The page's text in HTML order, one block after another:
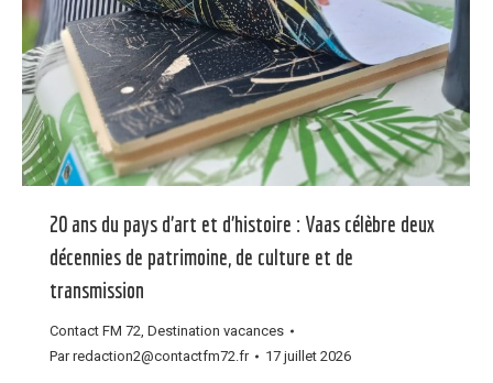
20 ans du pays d’art et d’histoire : Vaas célèbre deux
décennies de patrimoine, de culture et de
transmission
Contact FM 72, Destination vacances
Parredaction2@contactfm72.fr 17 juillet 2026